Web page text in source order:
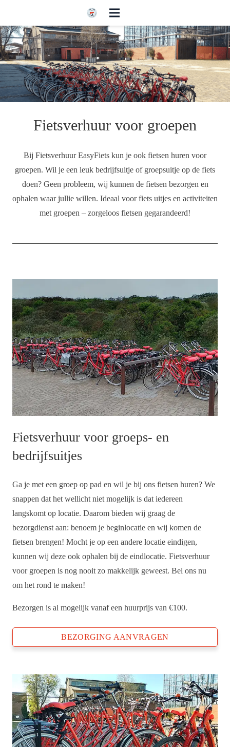
Fietsverhuur voor groepen
Bij Fietsverhuur EasyFiets kun je ook fietsen huren voor
groepen. Wil je een leuk bedrijfsuitje of groepsuitje op de fiets
doen? Geen probleem, wij kunnen de fietsen bezorgen en
ophalen waar jullie willen. Ideaal voor fiets uitjes en activiteiten
met groepen – zorgeloos fietsen gegarandeerd!
Fietsverhuur voor groeps- en
bedrijfsuitjes
Ga je met een groep op pad en wil je bij ons fietsen huren? We
snappen dat het wellicht niet mogelijk is dat iedereen
langskomt op locatie. Daarom bieden wij graag de
bezorgdienst aan: benoem je beginlocatie en wij komen de
fietsen brengen! Mocht je op een andere locatie eindigen,
kunnen wij deze ook ophalen bij de eindlocatie. Fietsverhuur
voor groepen is nog nooit zo makkelijk geweest. Bel ons nu
om het rond te maken!
Bezorgen is al mogelijk vanaf een huurprijs van €100.
BEZORGING AANVRAGEN